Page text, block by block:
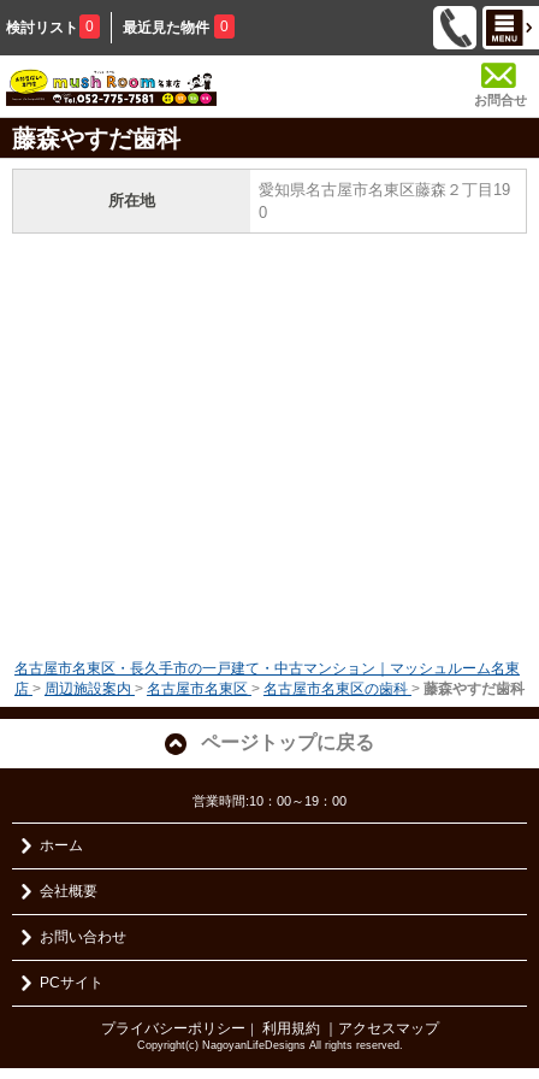
検討リスト 0 最近見た物件 0
お問合せ
藤森やすだ歯科
所在地
愛知県名古屋市名東区藤森２丁目19
0
名古屋市名東区・長久手市の一戸建て・中古マンション｜マッシュルーム名東
店 > 周辺施設案内 > 名古屋市名東区 > 名古屋市名東区の歯科 > 藤森やすだ歯科
ページトップに戻る
営業時間:10：00～19：00
ホーム
会社概要
お問い合わせ
PCサイト
プライバシーポリシー ｜ 利用規約 ｜アクセスマップ
Copyright(c) NagoyanLifeDesigns All rights reserved.